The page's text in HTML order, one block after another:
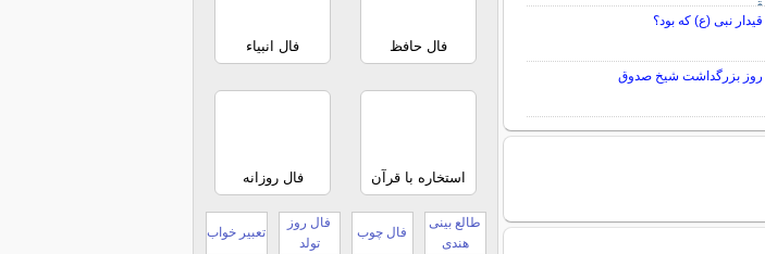
قیدار نبی (ع) که بود؟
روز بزرگداشت شيخ صدوق
فال حافظ فال انبیاء
استخاره با قرآن فال روزانه
طالع بینی
هندی
فال چوب
فال روز
تولد
تعبیر خواب